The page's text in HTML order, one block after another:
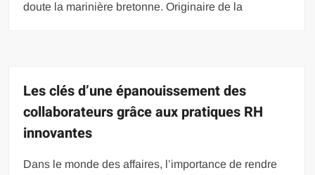
doute la marinière bretonne. Originaire de la
Les clés d’une épanouissement des
collaborateurs grâce aux pratiques RH
innovantes
Dans le monde des affaires, l’importance de rendre